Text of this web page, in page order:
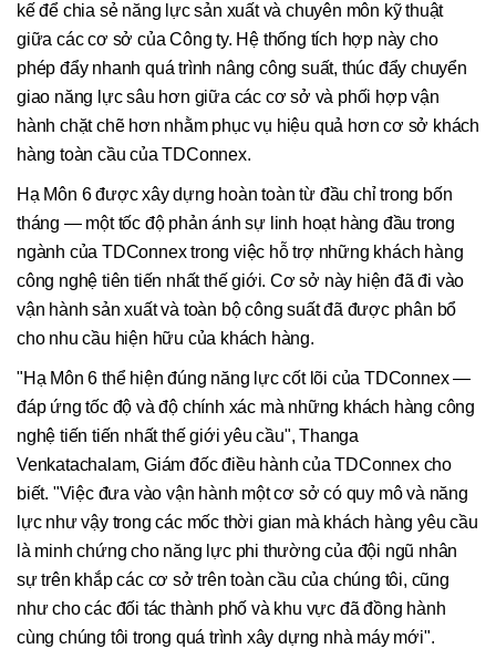
kế để chia sẻ năng lực sản xuất và chuyên môn kỹ thuật
giữa các cơ sở của Công ty. Hệ thống tích hợp này cho
phép đẩy nhanh quá trình nâng công suất, thúc đẩy chuyển
giao năng lực sâu hơn giữa các cơ sở và phối hợp vận
hành chặt chẽ hơn nhằm phục vụ hiệu quả hơn cơ sở khách
hàng toàn cầu của TDConnex.
Hạ Môn 6 được xây dựng hoàn toàn từ đầu chỉ trong bốn
tháng — một tốc độ phản ánh sự linh hoạt hàng đầu trong
ngành của TDConnex trong việc hỗ trợ những khách hàng
công nghệ tiên tiến nhất thế giới. Cơ sở này hiện đã đi vào
vận hành sản xuất và toàn bộ công suất đã được phân bổ
cho nhu cầu hiện hữu của khách hàng.
"Hạ Môn 6 thể hiện đúng năng lực cốt lõi của TDConnex —
đáp ứng tốc độ và độ chính xác mà những khách hàng công
nghệ tiến tiến nhất thế giới yêu cầu", Thanga
Venkatachalam, Giám đốc điều hành của TDConnex cho
biết. "Việc đưa vào vận hành một cơ sở có quy mô và năng
lực như vậy trong các mốc thời gian mà khách hàng yêu cầu
là minh chứng cho năng lực phi thường của đội ngũ nhân
sự trên khắp các cơ sở trên toàn cầu của chúng tôi, cũng
như cho các đối tác thành phố và khu vực đã đồng hành
cùng chúng tôi trong quá trình xây dựng nhà máy mới".